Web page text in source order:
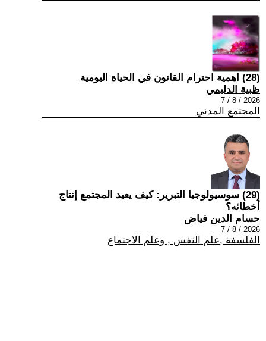
(28) اهمية احترام القانون في الحياة اليومية
ظبية الدليمي
2026 / 8 / 7
المجتمع المدني
(29) سوسيولوجيا التبرير: كيف يعيد المجتمع إنتاج
أخطائه؟
حسام الدين فياض
2026 / 8 / 7
الفلسفة ,علم النفس , وعلم الاجتماع